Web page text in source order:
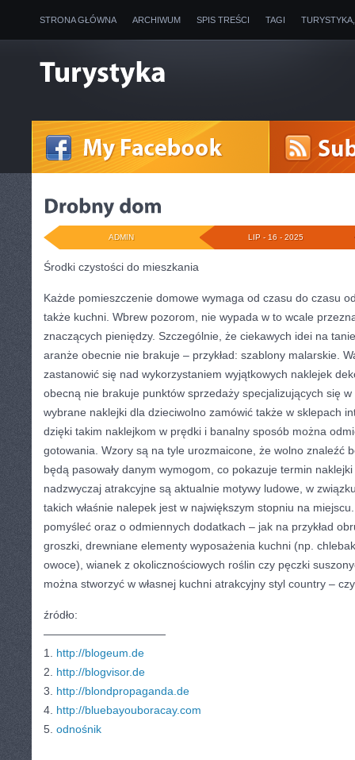
STRONA GŁÓWNA ARCHIWUM SPIS TREŚCI TAGI
LIP - 16 - 2025
ADMIN
Środki czystości do mieszkania
Każde pomieszczenie domowe wymaga od czasu do czasu
także kuchni. Wbrew pozorom, nie wypada w to wcale
znaczących pieniędzy. Szczególnie, że ciekawych idei na
aranże obecnie nie brakuje – przykład: szablony malarskie.
zastanowić się nad wykorzystaniem wyjątkowych naklejek
obecną nie brakuje punktów sprzedaży specjalizujących się
wybrane naklejki dla dzieciwolno zamówić także w sklepach
dzięki takim naklejkom w prędki i banalny sposób można
gotowania. Wzory są na tyle urozmaicone, że wolno znaleźć
będą pasowały danym wymogom, co pokazuje termin
nadzwyczaj atrakcyjne są aktualnie motywy ludowe, w
takich właśnie nalepek jest w największym stopniu na
pomyśleć oraz o odmiennych dodatkach – jak na przykład
groszki, drewniane elementy wyposażenia kuchni (np.
owoce), wianek z okolicznościowych roślin czy pęczki
można stworzyć w własnej kuchni atrakcyjny styl country –
źródło:
———————————
1. http://blogeum.de
2. http://blogvisor.de
3. http://blondpropaganda.de
4. http://bluebayouboracay.com
5. odnośnik